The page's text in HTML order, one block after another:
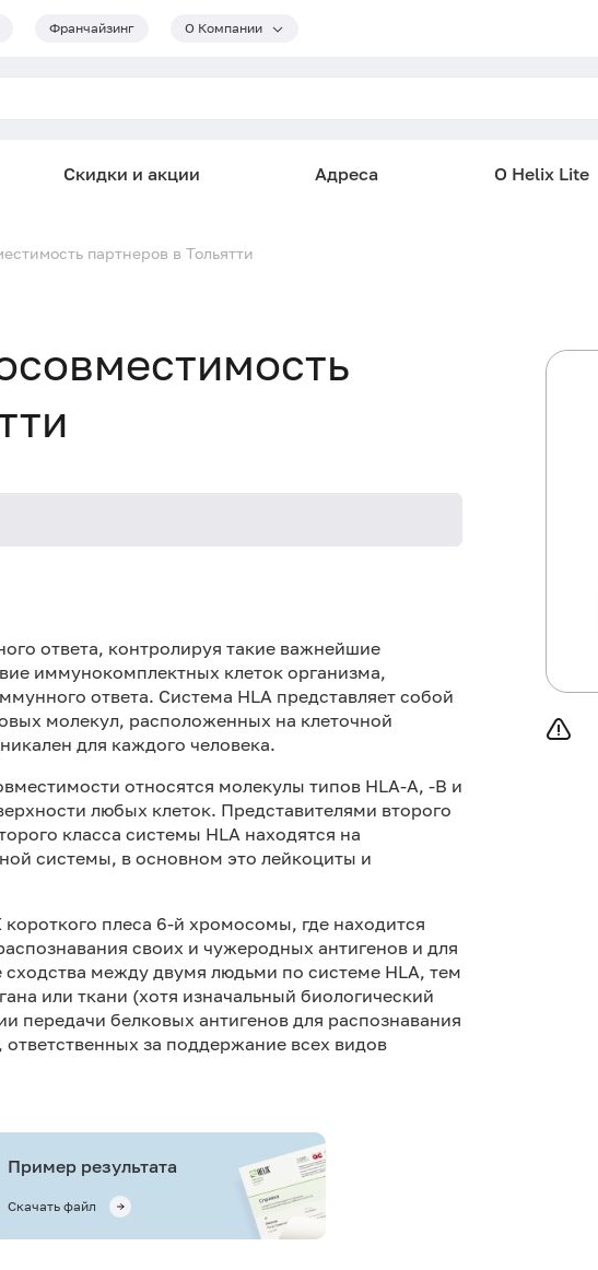
Франчайзинг О Компании
Скидки и акции Адреса О Helix Lite
партнеров в Тольятти
ответа, контролируя такие важнейшие
иммунокомплектных клеток организма,
ответа. Система HLA представляет собой
молекул, расположенных на клеточной
для каждого человека.
относятся молекулы типов HLA-А, -В и
любых клеток. Представителями второго
класса системы HLA находятся на
системы, в основном это лейкоциты и
плеса 6-й хромосомы, где находится
своих и чужеродных антигенов и для
между двумя людьми по системе HLA, тем
или ткани (хотя изначальный биологический
передачи белковых антигенов для распознавания
за поддержание всех видов
Пример результата
Скачать файл